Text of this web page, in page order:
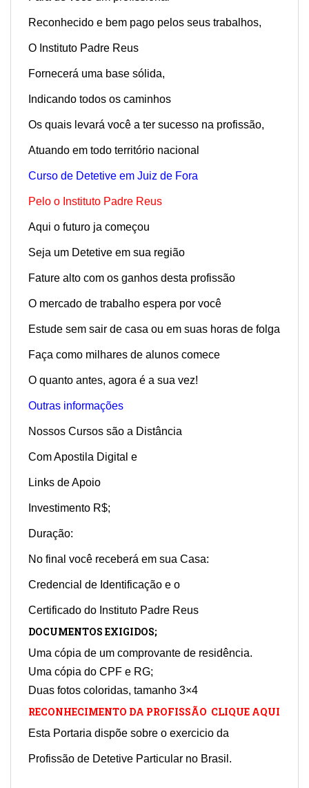
Reconhecido e bem pago pelos seus trabalhos,
O Instituto Padre Reus
Fornecerá uma base sólida,
Indicando todos os caminhos
Os quais levará você a ter sucesso na profissão,
Atuando em todo território nacional
Curso de Detetive em Juiz de Fora
Pelo o Instituto Padre Reus
Aqui o futuro ja começou
Seja um Detetive em sua região
Fature alto com os ganhos desta profissão
O mercado de trabalho espera por você
Estude sem sair de casa ou em suas horas de folga
Faça como milhares de alunos comece
O quanto antes, agora é a sua vez!
Outras informações
Nossos Cursos são a Distância
Com Apostila Digital e
Links de Apoio
Investimento R$;
Duração:
No final você receberá em sua Casa:
Credencial de Identificação e o
Certificado do Instituto Padre Reus
DOCUMENTOS EXIGIDOS;
Uma cópia de um comprovante de residência.
Uma cópia do CPF e RG;
Duas fotos coloridas, tamanho 3×4
RECONHECIMENTO DA PROFISSÃO CLIQUE AQUI
Esta Portaria dispõe sobre o exercicio da
Profissão de Detetive Particular no Brasil.